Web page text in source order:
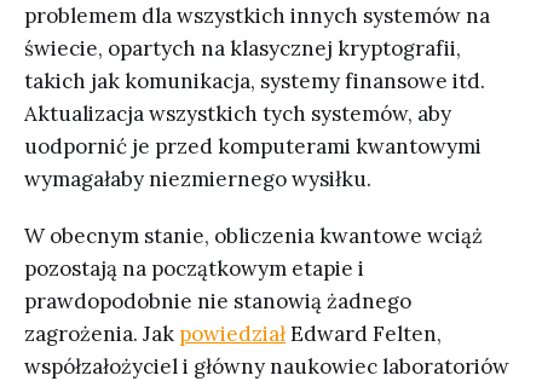
problemem dla wszystkich innych systemów na
świecie, opartych na klasycznej kryptografii,
takich jak komunikacja, systemy finansowe itd.
Aktualizacja wszystkich tych systemów, aby
uodpornić je przed komputerami kwantowymi
wymagałaby niezmiernego wysiłku.
W obecnym stanie, obliczenia kwantowe wciąż
pozostają na początkowym etapie i
prawdopodobnie nie stanowią żadnego
zagrożenia. Jak powiedziałEdward Felten,
współzałożyciel i główny naukowiec laboratoriów